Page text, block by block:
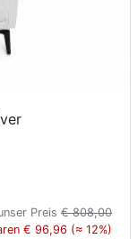
Preis € 808,00
€ 96,96 (≈ 12%)